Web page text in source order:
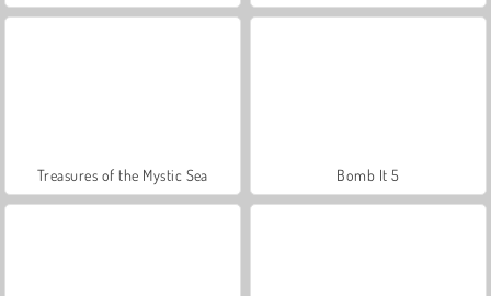
Treasures of the Mystic Sea Bomb It 5